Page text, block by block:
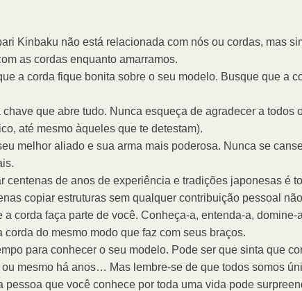
Kinbaku não está relacionada com nós ou cordas, mas
as cordas enquanto amarramos.
a corda fique bonita sobre o seu modelo. Busque que a
chave que abre tudo. Nunca esqueça de agradecer a todos
até mesmo àqueles que te detestam).
melhor aliado e sua arma mais poderosa. Nunca se
centenas de anos de experiência e tradições japonesas é
copiar estruturas sem qualquer contribuição pessoal
a corda faça parte de você. Conheça-a, entenda-a, domine-
corda do mesmo modo que faz com seus braços.
para conhecer o seu modelo. Pode ser que sinta que
mesmo há anos… Mas lembre-se de que todos somos
pessoa que você conhece por toda uma vida pode